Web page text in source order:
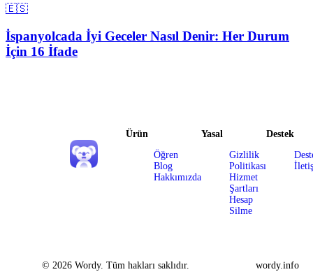
🇪🇸
İspanyolcada İyi Geceler Nasıl Denir: Her Durum
İçin 16 İfade
Ürün
Öğren
Blog
Hakkımızda
Yasal
Gizlilik
Politikası
Hizmet
Şartları
Hesap
Silme
Destek
© 2026 Wordy. Tüm hakları saklıdır. wordy.info